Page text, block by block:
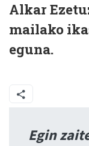
Alkar
mailako
eguna.
Egin